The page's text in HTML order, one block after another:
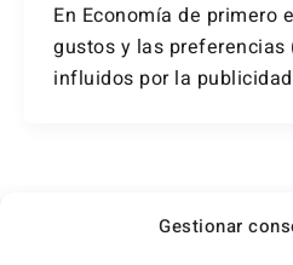
Gestionar
En Economía de primero
gustos y las preferencias
influidos por la
2 … 4